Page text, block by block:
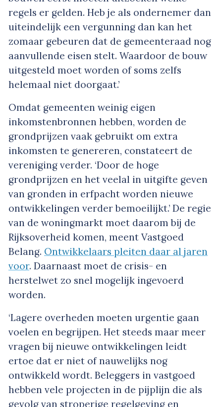
regels er gelden. Heb je als ondernemer dan
uiteindelijk een vergunning dan kan het
zomaar gebeuren dat de gemeenteraad nog
aanvullende eisen stelt. Waardoor de bouw
uitgesteld moet worden of soms zelfs
helemaal niet doorgaat.’
Omdat gemeenten weinig eigen
inkomstenbronnen hebben, worden de
grondprijzen vaak gebruikt om extra
inkomsten te genereren, constateert de
vereniging verder. ‘Door de hoge
grondprijzen en het veelal in uitgifte geven
van gronden in erfpacht worden nieuwe
ontwikkelingen verder bemoeilijkt.’ De regie
van de woningmarkt moet daarom bij de
Rijksoverheid komen, meent Vastgoed
Belang. Ontwikkelaars pleiten daar al jaren
voor. Daarnaast moet de crisis- en
herstelwet zo snel mogelijk ingevoerd
worden.
‘Lagere overheden moeten urgentie gaan
voelen en begrijpen. Het steeds maar meer
vragen bij nieuwe ontwikkelingen leidt
ertoe dat er niet of nauwelijks nog
ontwikkeld wordt. Beleggers in vastgoed
hebben vele projecten in de pijplijn die als
gevolg van stroperige regelgeving en